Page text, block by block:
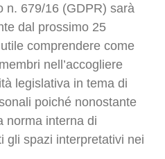
n. 679/16 (GDPR) sarà
dal prossimo 25
comprendere come
nell’accogliere
legislativa in tema di
poiché nonostante
norma interna di
gli spazi interpretativi nei